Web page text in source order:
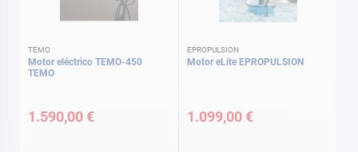
TEMO
Motor eléctrico TEMO-450
TEMO
1.590,00 €
EPROPULSION
Motor eLite EPROPULSION
1.099,00 €